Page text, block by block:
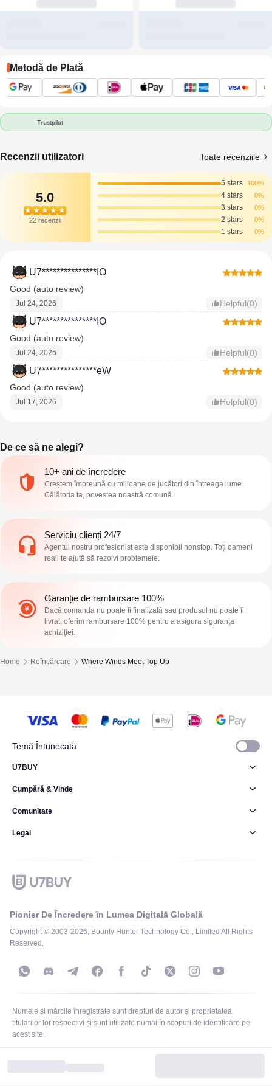
Metodă de Plată
Trustpilot
Recenzii utilizatori Toate recenziile
5.0
22 recenzii
5 stars 100%
4 stars 0%
3 stars 0%
2 stars 0%
1 stars 0%
U7***************IO
Good (auto review)
Jul 24, 2026 Helpful(0)
U7***************IO
Good (auto review)
Jul 24, 2026 Helpful(0)
U7***************eW
Good (auto review)
Jul 17, 2026 Helpful(0)
De ce să ne alegi?
10+ ani de încredere
Creștem împreună cu milioane de jucători din întreaga lume.
Călătoria ta, povestea noastră comună.
Serviciu clienți 24/7
Agentul nostru profesionist este disponibil nonstop. Toți oameni
reali te ajută să rezolvi problemele.
Garanție de rambursare 100%
Dacă comanda nu poate fi finalizată sau produsul nu poate fi
livrat, oferim rambursare 100% pentru a asigura siguranța
achiziției.
Home Reîncărcare Where Winds Meet Top Up
Temă Întunecată
Pionier De Încredere în Lumea Digitală Globală
Copyright © 2003-2026, Bounty Hunter Technology Co., Limited All Rights
Reserved.
U7BUY
Cumpără & Vinde
Comunitate
Legal
Numele și mărcile înregistrate sunt drepturi de autor și proprietatea
titularilor lor respectivi și sunt utilizate numai în scopuri de identificare pe
acest site.